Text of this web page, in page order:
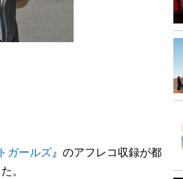
ガールズ』のアフレコ収録が都
。